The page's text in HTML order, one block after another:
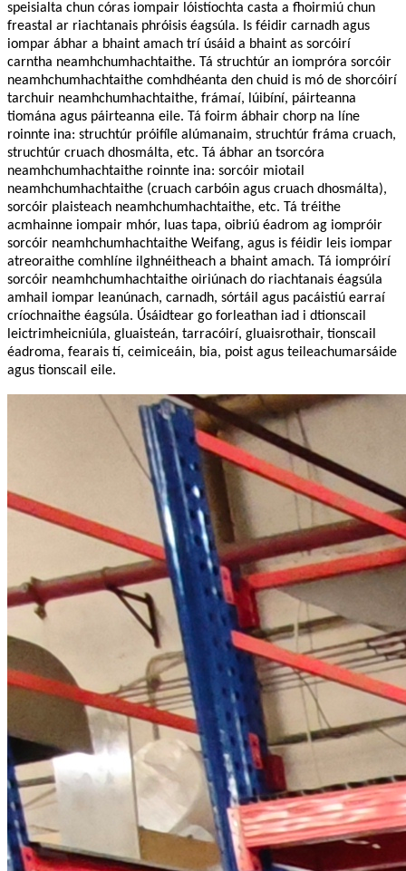
speisialta chun córas iompair lóistíochta casta a fhoirmiú chun
freastal ar riachtanais phróisis éagsúla. Is féidir carnadh agus
iompar ábhar a bhaint amach trí úsáid a bhaint as sorcóirí
carntha neamhchumhachtaithe. Tá struchtúr an iompróra sorcóir
neamhchumhachtaithe comhdhéanta den chuid is mó de shorcóirí
tarchuir neamhchumhachtaithe, frámaí, lúibíní, páirteanna
tiomána agus páirteanna eile. Tá foirm ábhair chorp na líne
roinnte ina: struchtúr próifíle alúmanaim, struchtúr fráma cruach,
struchtúr cruach dhosmálta, etc. Tá ábhar an tsorcóra
neamhchumhachtaithe roinnte ina: sorcóir miotail
neamhchumhachtaithe (cruach carbóin agus cruach dhosmálta),
sorcóir plaisteach neamhchumhachtaithe, etc. Tá tréithe
acmhainne iompair mhór, luas tapa, oibriú éadrom ag iompróir
sorcóir neamhchumhachtaithe Weifang, agus is féidir leis iompar
atreoraithe comhlíne ilghnéitheach a bhaint amach. Tá iompróirí
sorcóir neamhchumhachtaithe oiriúnach do riachtanais éagsúla
amhail iompar leanúnach, carnadh, sórtáil agus pacáistiú earraí
críochnaithe éagsúla. Úsáidtear go forleathan iad i dtionscail
leictrimheicniúla, gluaisteán, tarracóirí, gluaisrothair, tionscail
éadroma, fearais tí, ceimiceáin, bia, poist agus teileachumarsáide
agus tionscail eile.